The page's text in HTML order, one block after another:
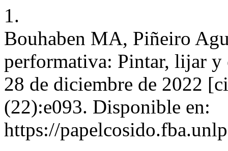
1.
Bouhaben MA, Piñeiro
performativa: Pintar, lijar y
28 de diciembre de 2022
(22):e093. Disponible en:
https://